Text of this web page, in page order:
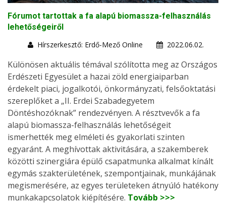
Fórumot tartottak a fa alapú biomassza-felhasználás
lehetőségeiről
Hírszerkesztő: Erdő-Mező Online
2022.06.02.
Különösen aktuális témával szólította meg az Országos
Erdészeti Egyesület a hazai zöld energiaiparban
érdekelt piaci, jogalkotói, önkormányzati, felsőoktatási
szereplőket a „II. Erdei Szabadegyetem
Döntéshozóknak” rendezvényen. A résztvevők a fa
alapú biomassza-felhasználás lehetőségeit
ismerhették meg elméleti és gyakorlati szinten
egyaránt. A meghívottak aktivitására, a szakemberek
közötti szinergiára épülő csapatmunka alkalmat kínált
egymás szakterületének, szempontjainak, munkájának
megismerésére, az egyes területeken átnyúló hatékony
munkakapcsolatok kiépítésére. Tovább >>>